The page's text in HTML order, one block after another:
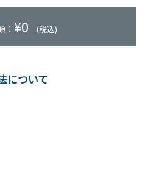
： ¥0 (税込)
について